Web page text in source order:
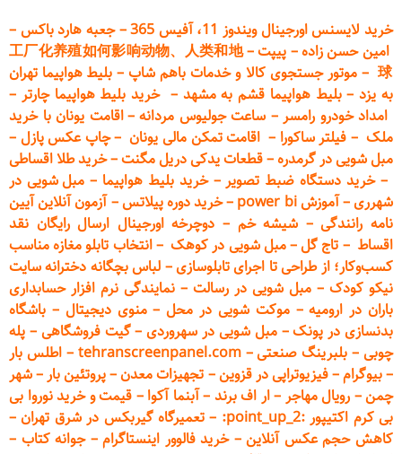
خرید لایسنس اورجینال ویندوز 11، آفیس 365
–جعبه هارد باکس –
امین حسن زاده– پیپت–
工厂化养殖如何影响动物、人类和地
球
– موتور جستجوی کالا و خدمات باهم شاپ– بلیط هواپیما تهران
به یزد–بلیط هواپیما قشم به مشهد –خرید بلیط هواپیما چارتر –
امداد خودرو رامسر– ساعت جولیوس مردانه–اقامت یونان با خرید
ملک – فیلتر ساکورا – اقامت تمکن مالی یونان –چاپ عکس پازل –
مبل شویی در گرمدره–قطعاتیدکی دریل مگنت–خرید طلا اقساطی
–خرید دستگاه ضبط تصویر–خرید بلیط هواپیما –مبل شویی در
شهرری–آموزش power bi –خرید دورهپیلاتس–آزمون آنلاین آیین
نامه رانندگی– شیشه خم – دوچرخه اورجینال ارسال رایگان نقد
اقساط – تاج گل–مبل شویی در کوهک–انتخاب تابلو مغازه مناسب
کسب‌وکار؛ از طراحی تا اجرای تابلوسازی– لباس بچگانه دخترانه سایت
نیکو کودک – مبل شویی در رسالت – نمایندگی نرم افزار حسابداری
باران در ارومیه–موکت شویی در محل–منوی دیجیتال – باشگاه
بدنسازی در پونک–مبل شویی در سهروردی–گیت فروشگاهی – پله
چوبی – بلبرینگ صنعتی–
tehranscreenpanel.com
–اطلس بار
–بیوگرام–فیزیوتراپی در قزوین– تجهیزات معدن–پروتئین بار–شهر
چمن– رویال مهاجر –ار اف برند –آبنما آکوا – قیمت و خرید نوروا بی
بی کرم اکتیپور :point_up_2:
– تعمیرگاه گیربکس در شرق تهران–
کاهش حجم عکس آنلاین–خرید فالوور اینستاگرام–جوانه کتاب –